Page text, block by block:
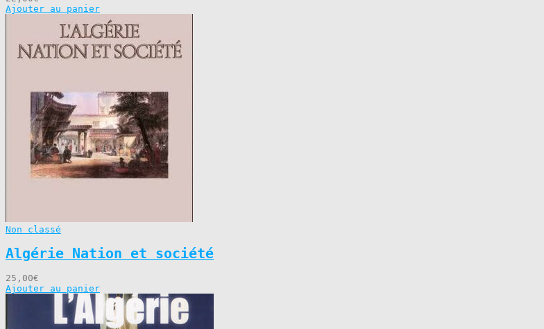
Ajouter au panier
Non classé
Algérie Nation et société
25,00€
Ajouter au panier